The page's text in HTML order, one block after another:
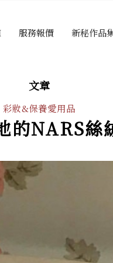
服務報價 新秘作品
文章
彩妝&保養愛用品
NARS絲